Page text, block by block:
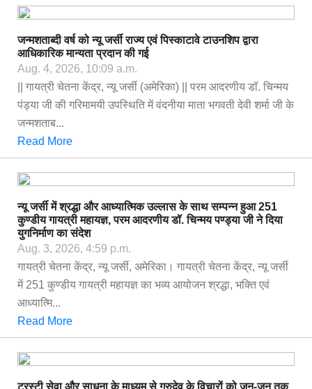
जन्मशताब्दी वर्ष को न्यू जर्सी राज्य एवं पिस्काटावे टाउनशिप द्वारा
आधिकारिक मान्यता प्रदान की गई
Aug. 4, 2026, 10:09 a.m.
|| गायत्री चेतना केंद्र, न्यू जर्सी (अमेरिका) || परम आदरणीय डॉ. चिन्मय
पंड्या जी की गरिमामयी उपस्थिति में वंदनीया माता भगवती देवी शर्मा जी के
जन्मशताब...
Read More
न्यू जर्सी में श्रद्धा और आध्यात्मिक उल्लास के साथ सम्पन्न हुआ 251
कुण्डीय गायत्री महायज्ञ, परम आदरणीय डॉ. चिन्मय पण्ड्या जी ने दिया
युगनिर्माण का संदेश
Aug. 3, 2026, 4:59 p.m.
गायत्री चेतना केंद्र, न्यू जर्सी, अमेरिका। गायत्री चेतना केंद्र, न्यू जर्सी
में 251 कुण्डीय गायत्री महायज्ञ का भव्य आयोजन श्रद्धा, भक्ति एवं
आध्यात्मि...
Read More
ट्रस्टी सेवा और साधना के माध्यम से गुरुदेव के विचारों को जन-जन तक